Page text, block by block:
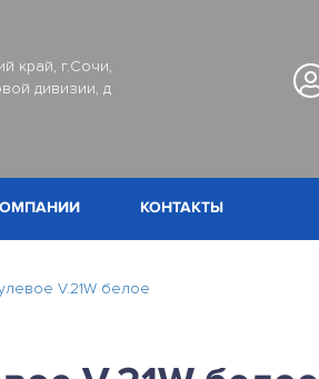
край, г.Сочи,
дивизии, д
КОНТАКТЫ
V.21W белое